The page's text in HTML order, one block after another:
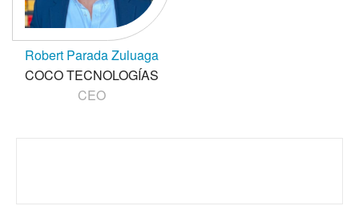
Robert Parada Zuluaga
COCO TECNOLOGÍAS
CEO